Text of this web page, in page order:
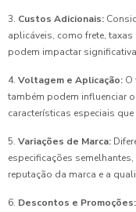
3. Custos Adicionais:
aplicáveis, como frete,
podem impactar
4. Voltagem e Aplicação: O
também podem influenciar
características especiais
5. Variações de Marca:
especificações
reputação da marca e a
6. Descontos e Promoções: